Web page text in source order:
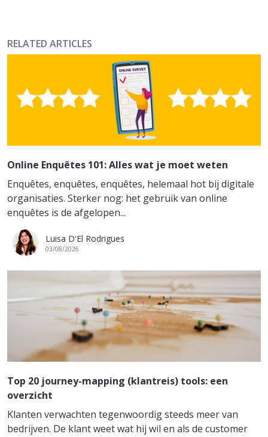
RELATED ARTICLES
Online Enquêtes 101: Alles wat je moet weten
Enquêtes, enquêtes, enquêtes, helemaal hot bij digitale
organisaties. Sterker nog: het gebruik van online
enquêtes is de afgelopen...
Luisa D'El Rodrigues
03/08/2026
Top 20 journey-mapping (klantreis) tools: een
overzicht
Klanten verwachten tegenwoordig steeds meer van
bedrijven. De klant weet wat hij wil en als de customer